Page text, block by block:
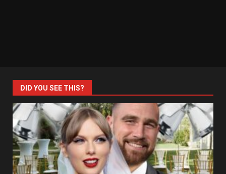
DID YOU SEE THIS?